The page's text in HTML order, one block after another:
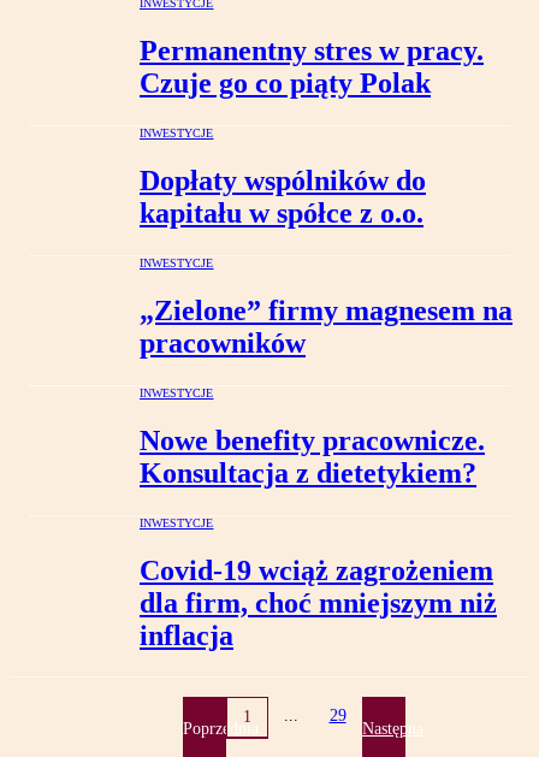
INWESTYCJE
Permanentny stres w pracy.
Czuje go co piąty Polak
INWESTYCJE
Dopłaty wspólników do
kapitału w spółce z o.o.
INWESTYCJE
„Zielone” firmy magnesem na
pracowników
INWESTYCJE
Nowe benefity pracownicze.
Konsultacja z dietetykiem?
INWESTYCJE
Covid-19 wciąż zagrożeniem
dla firm, choć mniejszym niż
inflacja
Poprzednia
1 29
Następna